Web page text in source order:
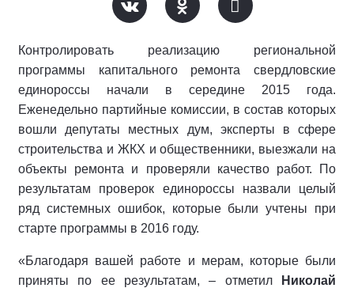
Контролировать реализацию региональной
программы капитального ремонта свердловские
единороссы начали в середине 2015 года.
Еженедельно партийные комиссии, в состав которых
вошли депутаты местных дум, эксперты в сфере
строительства и ЖКХ и общественники, выезжали на
объекты ремонта и проверяли качество работ. По
результатам проверок единороссы назвали целый
ряд системных ошибок, которые были учтены при
старте программы в 2016 году.
«Благодаря вашей работе и мерам, которые были
приняты по ее результатам, – отметил
Николай